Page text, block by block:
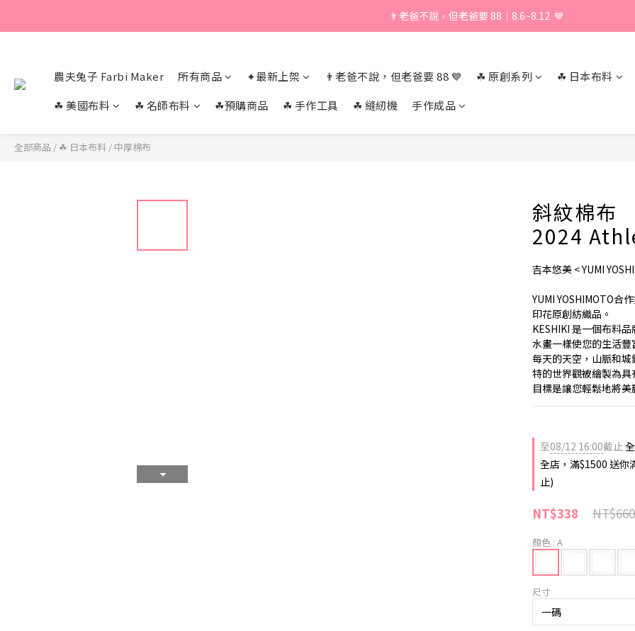
\ 加入會員享獨家折扣 /
👨老爸不說，但老爸要 88｜8.6~8.12  💙
農夫兔子 Farbi Maker 所有商品 ✦最新上架 👨老爸不說，但老爸要 88 💙 ☘︎ 原創系列
☘︎ 日本布料
☘︎ 美國布料
☘︎ 名師布料 ☘︎預購商品 ☘︎ 手作工具 ☘︎ 縫紉機 手作成品
全部商品 / ☘︎ 日本布料 / 中厚棉布
斜紋棉布
2024
吉本悠美 < YUMI
YUMI YOSHIMOTO合
印花原創紡織品。
KESHIKI 是一個布料
水畫一樣使您的生活
每天的天空，山脈和
特的世界觀被繪製為
目標是讓您輕鬆地將
至08/12 16:00截止
全店，滿$1500 送你
止)
NT$660
NT$338
顏色 : A
尺寸